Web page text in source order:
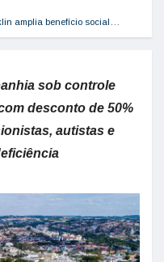
amplia benefício social…
sob controle
desconto de 50%
autistas e